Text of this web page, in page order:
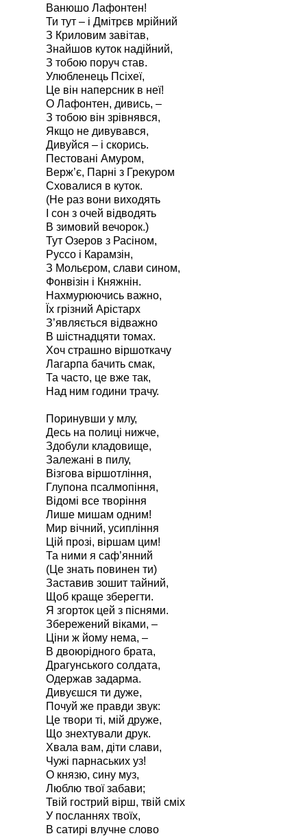
Ванюшо Лафонтен!
Ти тут – і Дмітрєв мрійний
З Криловим завітав,
Знайшов куток надійний,
З тобою поруч став.
Улюбленець Псіхеї,
Це він наперсник в неї!
О Лафонтен, дивись, –
З тобою він зрівнявся,
Якщо не дивувався,
Дивуйся – і скорись.
Пестовані Амуром,
Верж’є, Парні з Грекуром
Сховалися в куток.
(Не раз вони виходять
І сон з очей відводять
В зимовий вечорок.)
Тут Озеров з Расіном,
Руссо і Карамзін,
З Мольєром, слави сином,
Фонвізін і Княжнін.
Нахмурюючись важно,
Їх грізний Арістарх
З’являється відважно
В шістнадцяти томах.
Хоч страшно віршоткачу
Лагарпа бачить смак,
Та часто, це вже так,
Над ним години трачу.
Поринувши у млу,
Десь на полиці нижче,
Здобули кладовище,
Залежані в пилу,
Візгова віршотління,
Глупона псалмопіння,
Відомі все творіння
Лише мишам одним!
Мир вічний, усипління
Цій прозі, віршам цим!
Та ними я саф’янний
(Це знать повинен ти)
Заставив зошит тайний,
Щоб краще зберегти.
Я згорток цей з піснями.
Збережений віками, –
Ціни ж йому нема, –
В двоюрідного брата,
Драгунського солдата,
Одержав задарма.
Дивуєшся ти дуже,
Почуй же правди звук:
Це твори ті, мій друже,
Що знехтували друк.
Хвала вам, діти слави,
Чужі парнаських уз!
О князю, сину муз,
Люблю твої забави;
Твій гострий вірш, твій сміх
У посланнях твоїх,
В сатирі влучне слово